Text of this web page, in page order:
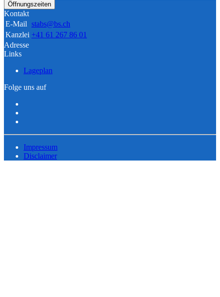
Öffnungszeiten
Kontakt
E-Mail stabs@bs.ch
Kanzlei +41 61 267 86 01
Adresse
Links
Lageplan
Folge uns auf
Impressum
Disclaimer